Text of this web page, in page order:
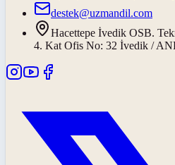
destek@uzmandil.com
Hacettepe İvedik OSB.
4. Kat Ofis No: 32 İvedik /